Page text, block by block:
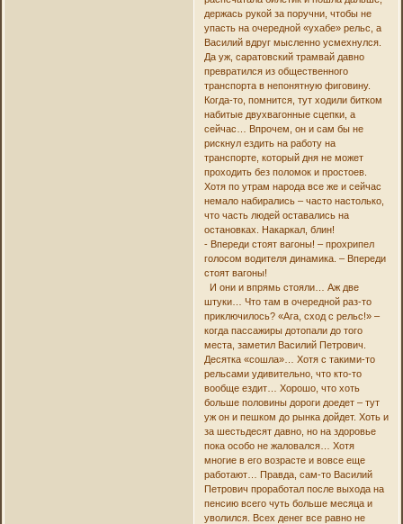
держась рукой за поручни, чтобы не
упасть на очередной «ухабе» рельс, а
Василий вдруг мысленно усмехнулся.
Да уж, саратовский трамвай давно
превратился из общественного
транспорта в непонятную фиговину.
Когда-то, помнится, тут ходили битком
набитые двухвагонные сцепки, а
сейчас… Впрочем, он и сам бы не
рискнул ездить на работу на
транспорте, который дня не может
проходить без поломок и простоев.
Хотя по утрам народа все же и сейчас
немало набирались – часто настолько,
что часть людей оставались на
остановках. Накаркал, блин!
- Впереди стоят вагоны! – прохрипел
голосом водителя динамика. – Впереди
стоят вагоны!
И они и впрямь стояли… Аж две
штуки… Что там в очередной раз-то
приключилось? «Ага, сход с рельс!» –
когда пассажиры дотопали до того
места, заметил Василий Петрович.
Десятка «сошла»… Хотя с такими-то
рельсами удивительно, что кто-то
вообще ездит… Хорошо, что хоть
больше половины дороги доедет – тут
уж он и пешком до рынка дойдет. Хоть и
за шестьдесят давно, но на здоровье
пока особо не жаловался… Хотя
многие в его возрасте и вовсе еще
работают… Правда, сам-то Василий
Петрович проработал после выхода на
пенсию всего чуть больше месяца и
уволился. Всех денег все равно не